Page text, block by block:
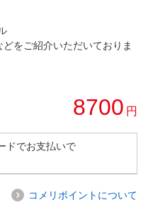
をご紹介いただいておりま
8700 円
ドでお支払いで
コメリポイントについて